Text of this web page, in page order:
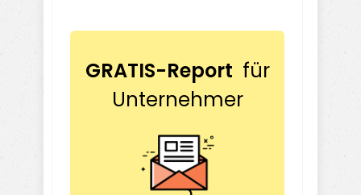
GRATIS-Report für
Unternehmer